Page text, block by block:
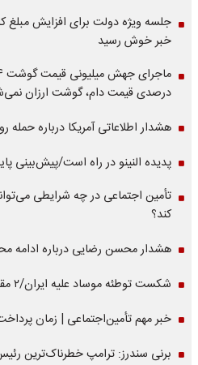
جلسه ویژه دولت برای افزایش مبلغ
خبر خوش رسید
درصدی قیمت دام، گوشت ارزان
هشدار اطلاعاتی آمریکا درباره حمله
پدیده النینو در راه است/پیش‌بینی
تأمین اجتماعی در چه شرایطی
کند؟
هشدار محسن رضایی درباره ادامه
شکست توطئه موساد علیه ایران/۲ مقام‌ ارشد برکنار شدند
خبر مهم تأمین‌اجتماعی | زمان
برنی سندرز: ترامپ خطرناک‌ترین